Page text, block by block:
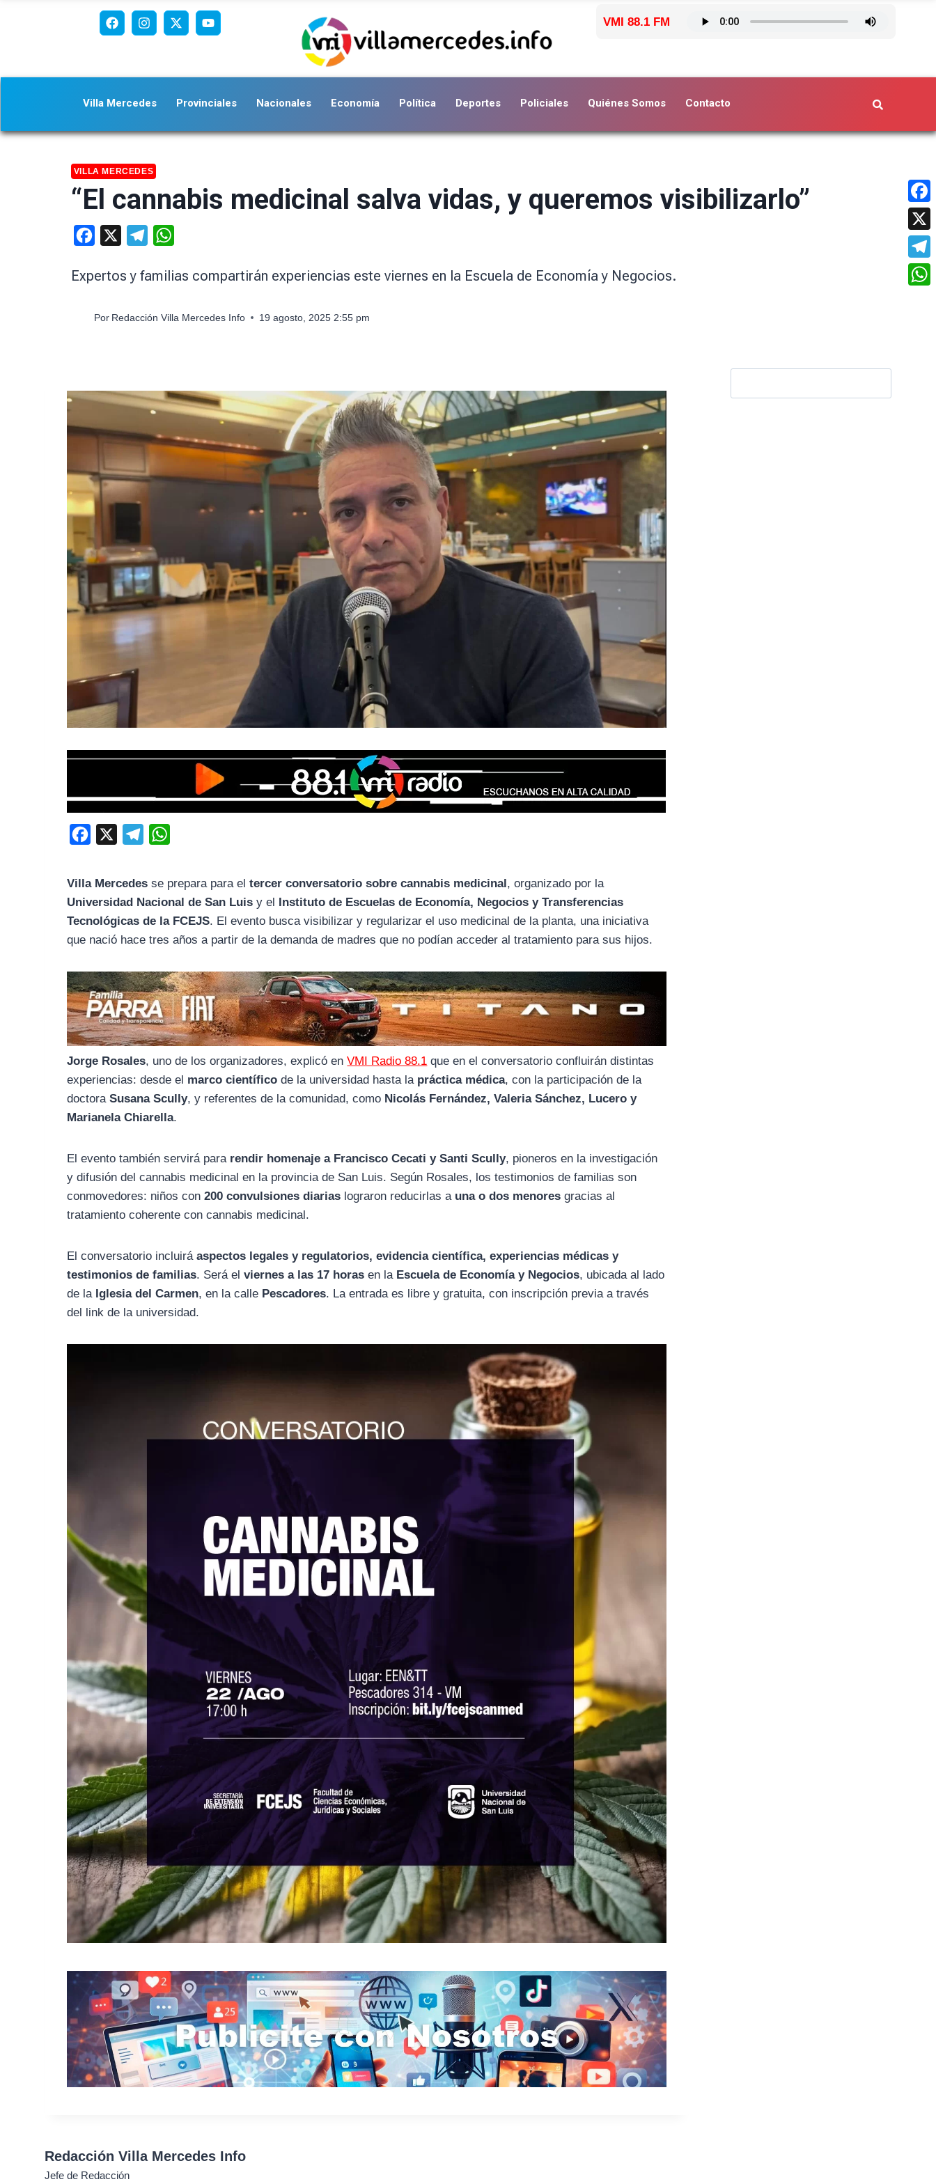
VMI 88.1 FM
Villa Mercedes Provinciales Nacionales Economía Política Deportes Policiales Quiénes Somos Contacto
VILLA MERCEDES
“El cannabis medicinal salva vidas, y queremos visibilizarlo”
Facebook Telegram
Expertos y familias compartirán experiencias este viernes en la Escuela de Economía y Negocios.
Por Redacción Villa Mercedes Info 19 agosto, 2025 2:55 pm
b
o
k
e
g
r
m
s
A
p
Villa Mercedes se prepara para eltercer conversatorio sobre cannabis medicinal , organizado por la
Universidad Nacional de San Luis y el
Instituto de Escuelas de Economía, Negocios y Transferencias
Tecnológicas de la FCEJS. El evento busca visibilizar y regularizar el uso medicinal de la planta, una iniciativa
que nació hace tres años a partir de la demanda de madres que no podían acceder al tratamiento para sus hijos.
Jorge Rosales, uno de los organizadores, explicó enVMI Radio 88.1 que en el conversatorio confluirán distintas
experiencias: desde el marco científico de la universidad hasta la práctica médica, con la participación de la
doctoraSusana Scully, y referentes de la comunidad, como Nicolás Fernández, Valeria Sánchez, Lucero y
Marianela Chiarella.
El evento también servirá para rendir homenaje a Francisco Cecati y Santi Scully, pioneros en la investigación
y difusión del cannabis medicinal en la provincia de San Luis. Según Rosales, los testimonios de familias son
conmovedores: niños con200 convulsiones diarias lograron reducirlas a una o dos menores gracias al
tratamiento coherente con cannabis medicinal.
El conversatorio incluiráaspectos legales y regulatorios, evidencia científica, experiencias médicas y
testimonios de familias. Será elviernes a las 17 horas en la Escuela de Economía y Negocios, ubicada al lado
de la Iglesia del Carmen, en la calle Pescadores. La entrada es libre y gratuita, con inscripción previa a través
del link de la universidad.
Redacción Villa Mercedes Info
Jefe de Redacción
X